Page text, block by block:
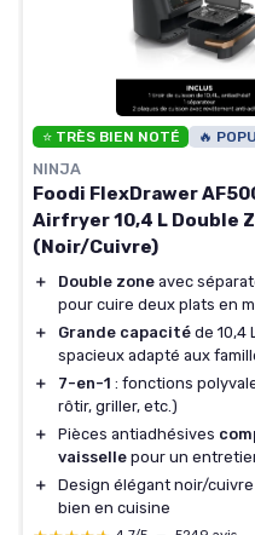
⭐ TRÈS BIEN NOTÉ 🔥
NINJA
Foodi FlexDrawer
Airfryer 10,4 L Double
(Noir/Cuivre)
＋ Double zone avec
pour cuire deux plats en
＋
Grande capacité de 10,4
spacieux adapté aux
＋
7-en-1 : fonctions
rôtir, griller, etc.)
＋
Pièces antiadhésives
vaisselle pour un
＋
Design élégant noir/
bien en cuisine